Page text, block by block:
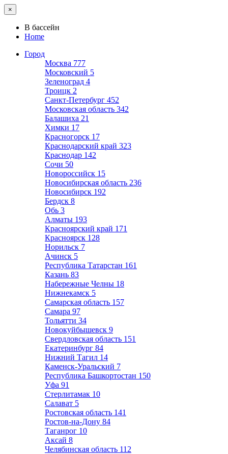
×
В бассейн
Home
Город
Москва 777
Московский 5
Зеленоград 4
Троицк 2
Санкт-Петербург 452
Московская область 342
Балашиха 21
Химки 17
Красногорск 17
Краснодарский край 323
Краснодар 142
Сочи 50
Новороссийск 15
Новосибирская область 236
Новосибирск 192
Бердск 8
Обь 3
Алматы 193
Красноярский край 171
Красноярск 128
Норильск 7
Ачинск 5
Республика Татарстан 161
Казань 83
Набережные Челны 18
Нижнекамск 5
Самарская область 157
Самара 97
Тольятти 34
Новокуйбышевск 9
Свердловская область 151
Екатеринбург 84
Нижний Тагил 14
Каменск-Уральский 7
Республика Башкортостан 150
Уфа 91
Стерлитамак 10
Салават 5
Ростовская область 141
Ростов-на-Дону 84
Таганрог 10
Аксай 8
Челябинская область 112